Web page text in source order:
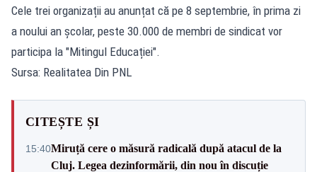
Cele trei organizații au anunțat că pe 8 septembrie, în prima zi
a noului an școlar, peste 30.000 de membri de sindicat vor
participa la "Mitingul Educației".
Sursa: Realitatea Din PNL
CITEȘTE ȘI
15:40Miruță cere o măsură radicală după atacul de la
Cluj. Legea dezinformării, din nou în discuție